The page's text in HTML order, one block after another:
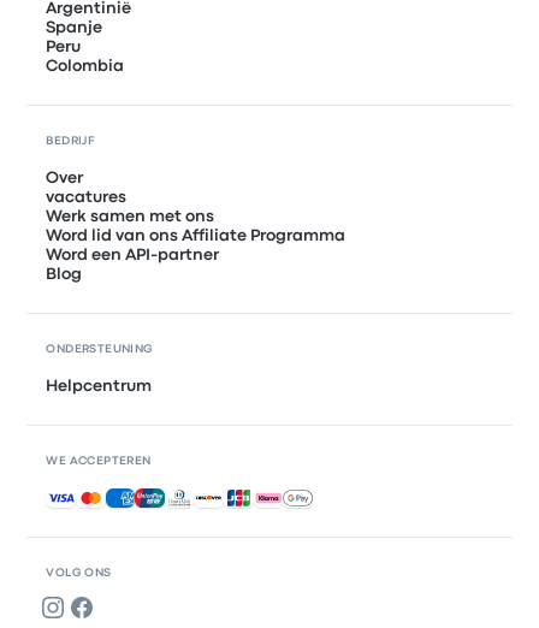
VOLG ONS
Argentinië
Spanje
Peru
Colombia
BEDRIJF
Over
vacatures
Werk samen met ons
Word lid van ons Affiliate Programma
Word een API-partner
Blog
ONDERSTEUNING
Helpcentrum
WE ACCEPTEREN
Geaccepteerde betalingen